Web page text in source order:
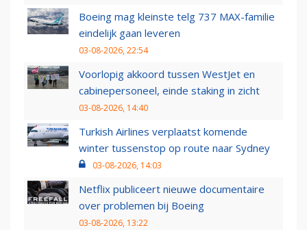
Boeing mag kleinste telg 737 MAX-familie
eindelijk gaan leveren
03-08-2026, 22:54
Voorlopig akkoord tussen WestJet en
cabinepersoneel, einde staking in zicht
03-08-2026, 14:40
Turkish Airlines verplaatst komende
winter tussenstop op route naar Sydney
03-08-2026, 14:03
Netflix publiceert nieuwe documentaire
over problemen bij Boeing
03-08-2026, 13:22